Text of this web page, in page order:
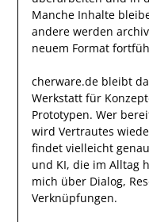
Manche Inhalte
andere werden
neuem Format
cherware.de bleibt
Werkstatt für
Prototypen. Wer
wird Vertrautes
findet vielleicht
und KI, die im Alltag
mich über Dialog,
Verknüpfungen.